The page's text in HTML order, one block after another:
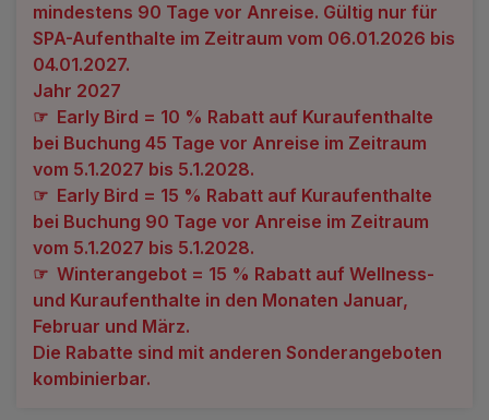
Orea Hotels
Kontakt
Kontakt
Über uns
Privat Transfer
FAQ
mindestens 90 Tage vor Anreise. Gültig nur für
SPA-Aufenthalte im Zeitraum vom 06.01.2026 bis
04.01.2027.
Jahr 2027
☞ Early Bird = 10 % Rabatt auf Kuraufenthalte
bei Buchung 45 Tage vor Anreise im Zeitraum
vom 5.1.2027 bis 5.1.2028.
☞ Early Bird = 15 % Rabatt auf Kuraufenthalte
bei Buchung 90 Tage vor Anreise im Zeitraum
vom 5.1.2027 bis 5.1.2028.
☞ Winterangebot = 15 % Rabatt auf Wellness-
und Kuraufenthalte in den Monaten Januar,
Februar und März.
Die Rabatte sind mit anderen Sonderangeboten
kombinierbar.